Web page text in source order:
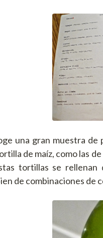
una gran muestra de
de maíz, como las
tortillas se
de combinaciones de